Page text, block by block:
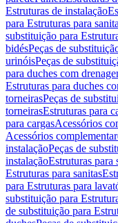
Estruturas de instalação
para Estruturas para
substituição para
bidésPeças de
urinóisPeças de
para duches com
Estruturas para duches
torneirasPeças de
torneirasEstruturas para
para cargasAcessórios
Acessórios
instalaçãoPeças de
instalaçãoEstruturas para
Estruturas para sanitas
para Estruturas para
substituição para
de substituição para